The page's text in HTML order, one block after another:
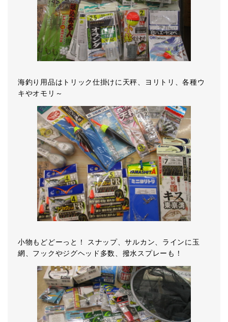
海釣り用品はトリック仕掛けに天秤、ヨリトリ、各種ウ
キやオモリ～
小物もどどーっと！ スナップ、サルカン、ラインに玉
網、フックやジグヘッド多数、撥水スプレーも！